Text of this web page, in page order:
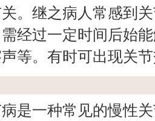
。继之病人常感到
经过一定时间后始
等。有时可出现关
是一种常见的慢性